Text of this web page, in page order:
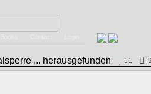
... herausgefunden 11